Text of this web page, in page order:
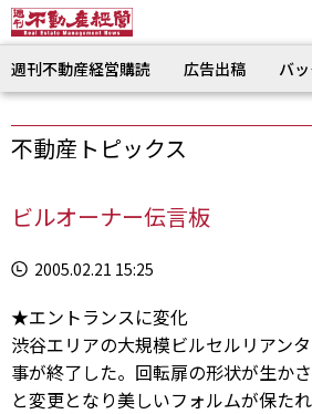
週刊不動産経営購読 広告出稿 バ
不動産トピックス
ビルオーナー伝言板
2005.02.21 15:25
★エントランスに変化
渋谷エリアの大規模ビルセルリアン
事が終了した。回転扉の形状が生か
と変更となり美しいフォルムが保た